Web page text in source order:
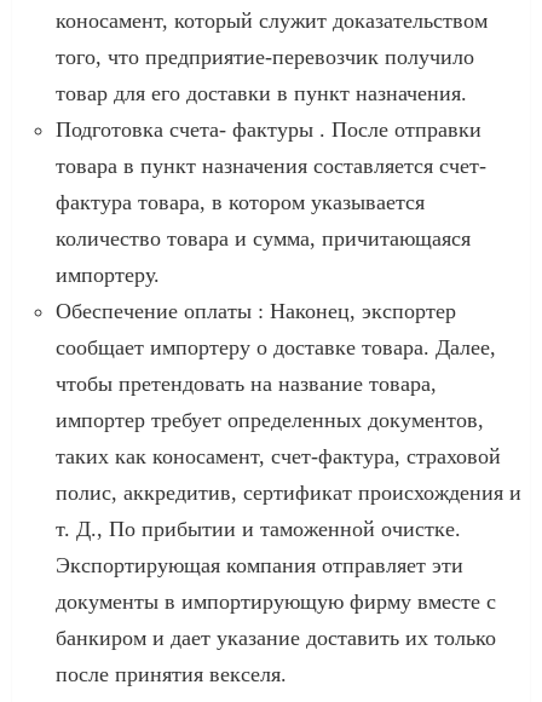
коносамент, который служит доказательством
того, что предприятие-перевозчик получило
товар для его доставки в пункт назначения.
Подготовка счета- фактуры . После отправки
товара в пункт назначения составляется счет-
фактура товара, в котором указывается
количество товара и сумма, причитающаяся
импортеру.
Обеспечение оплаты : Наконец, экспортер
сообщает импортеру о доставке товара. Далее,
чтобы претендовать на название товара,
импортер требует определенных документов,
таких как коносамент, счет-фактура, страховой
полис, аккредитив, сертификат происхождения и
т. Д., По прибытии и таможенной очистке.
Экспортирующая компания отправляет эти
документы в импортирующую фирму вместе с
банкиром и дает указание доставить их только
после принятия векселя.